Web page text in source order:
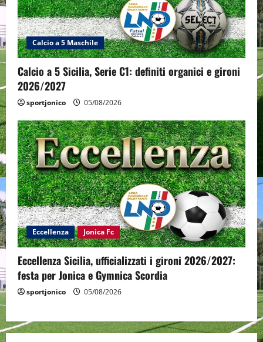
Calcio a 5 Maschile
Calcio a 5 Sicilia, Serie C1: definiti organici e gironi
2026/2027
sportjonico 05/08/2026
Eccellenza Jonica Fc
Eccellenza Sicilia, ufficializzati i gironi 2026/2027:
festa per Jonica e Gymnica Scordia
sportjonico 05/08/2026